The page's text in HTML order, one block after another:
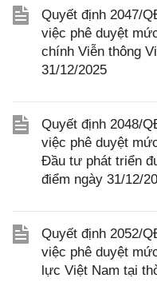
Quyết định 2047/
việc phê duyệt
chính Viễn thông
31/12/2025
Quyết định 2048/
việc phê duyệt
Đầu tư phát triển
điểm ngày 31/12/
Quyết định 2052/
việc phê duyệt
lực Việt Nam tại